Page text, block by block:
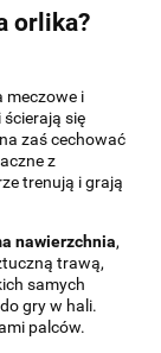
orlika?
meczowe i
ścierają się
zaś cechować
z
trenują i grają
nawierzchnia,
trawą,
samych
gry w hali.
palców.